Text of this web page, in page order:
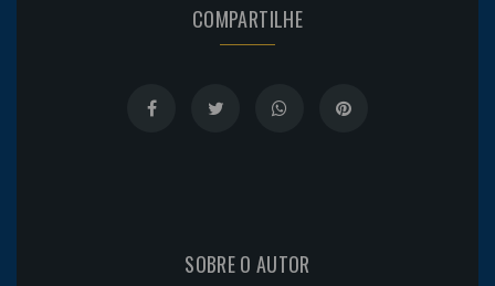
COMPARTILHE
SOBRE O AUTOR